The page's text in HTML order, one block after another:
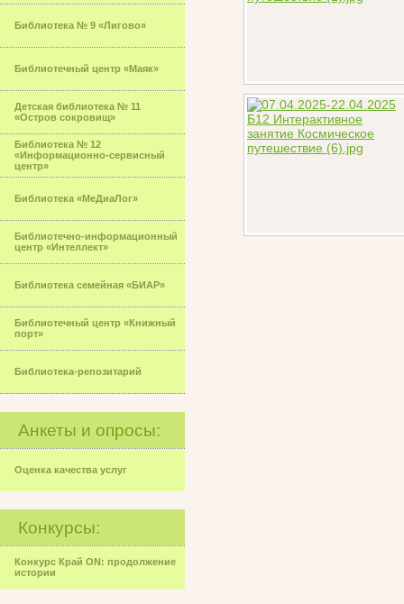
Библиотека № 9 «Лигово»
Библиотечный центр «Маяк»
Детская библиотека № 11
«Остров сокровищ»
Библиотека № 12
«Информационно-сервисный
центр»
Библиотека «МеДиаЛог»
Библиотечно-информационный
центр «Интеллект»
Библиотека семейная «БИАР»
Библиотечный центр «Книжный
порт»
Библиотека-репозитарий
Анкеты и опросы:
Оценка качества услуг
Конкурсы:
Конкурс Край ON: продолжение
истории